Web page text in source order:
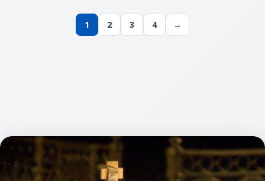
глибоким смутком,
джерелом втіхи та
допомагає не лише
із них – сорокоуст
за упокій. Це
У цій статті ми
розглянемо
1 2 3 4 →